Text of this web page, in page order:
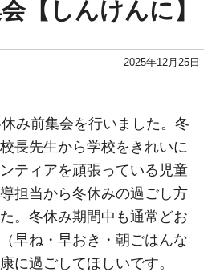
【しんけんに】
2025年12月25日
み前集会を行いました。冬
長先生から学校をきれいに
ティアを頑張っている児童
担当から冬休みの過ごし方
。冬休み期間中も通常どお
早ね・早おき・朝ごはんな
に過ごしてほしいです。